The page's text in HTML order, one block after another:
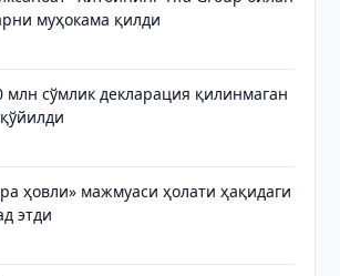
муҳокама қилди
млн сўмлик декларация қилинмаган
ҳовли» мажмуаси ҳолати ҳақидаги
этди